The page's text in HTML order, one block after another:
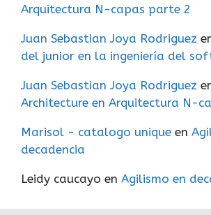
Arquitectura N-capas parte 2
Juan Sebastian Joya Rodriguez
del junior en la ingeniería del
Juan Sebastian Joya Rodriguez
Architecture en Arquitectura N-
Marisol - catalogo unique en
decadencia
Leidy caucayo en Agilismo en